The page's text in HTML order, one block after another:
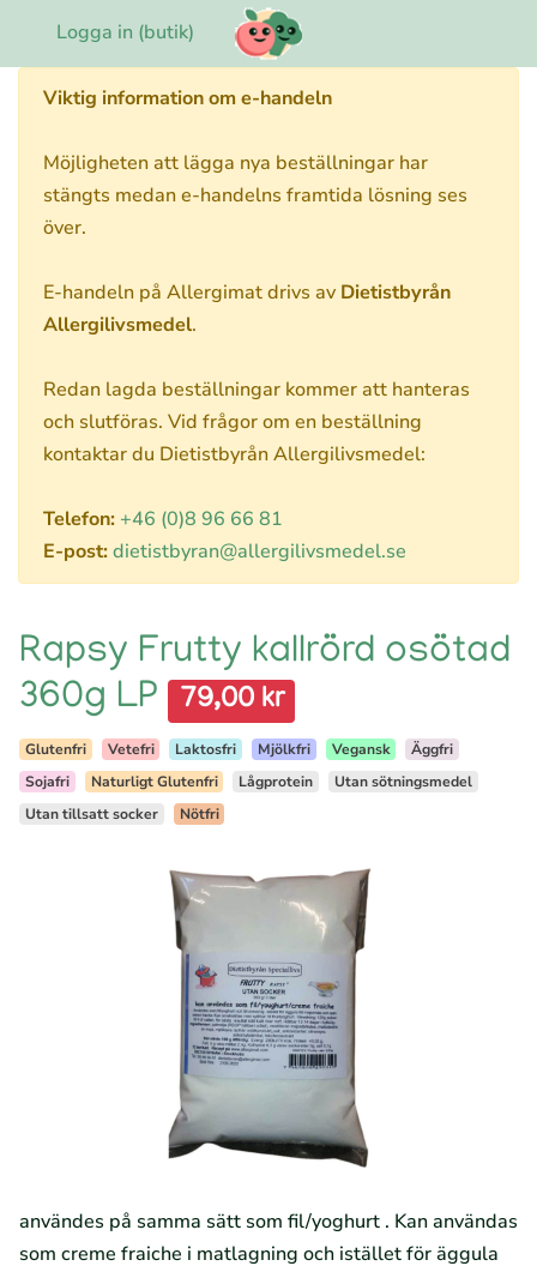
Logga in (butik)
Viktig information om e-handeln
Möjligheten att lägga nya beställningar har
stängts medan e-handelns framtida lösning ses
över.
E-handeln på Allergimat drivs av Dietistbyrån
Allergilivsmedel.
Redan lagda beställningar kommer att hanteras
och slutföras. Vid frågor om en beställning
kontaktar du Dietistbyrån Allergilivsmedel:
Telefon: +46 (0)8 96 66 81
E-post:dietistbyran@allergilivsmedel.se
Rapsy Frutty kallrörd osötad
360g LP
79,00 kr
Glutenfri Vetefri Laktosfri Mjölkfri Vegansk
Äggfri
Sojafri
Naturligt Glutenfri Lågprotein
Utan sötningsmedel
Utan tillsatt socker
Nötfri
användes på samma sätt som fil/yoghurt . Kan användas
som creme fraiche i matlagning och istället för äggula